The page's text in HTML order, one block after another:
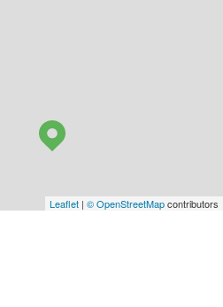
Leaflet | © OpenStreetMapcontributors